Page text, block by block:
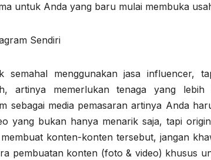
untuk Anda yang baru mulai membuka
Sendiri
semahal menggunakan jasa influencer,
artinya memerlukan tenaga yang
sebagai media pemasaran artinya Anda
yang bukan hanya menarik saja, tapi
konten-konten tersebut, jangan
pembuatan konten (foto & video) khusus